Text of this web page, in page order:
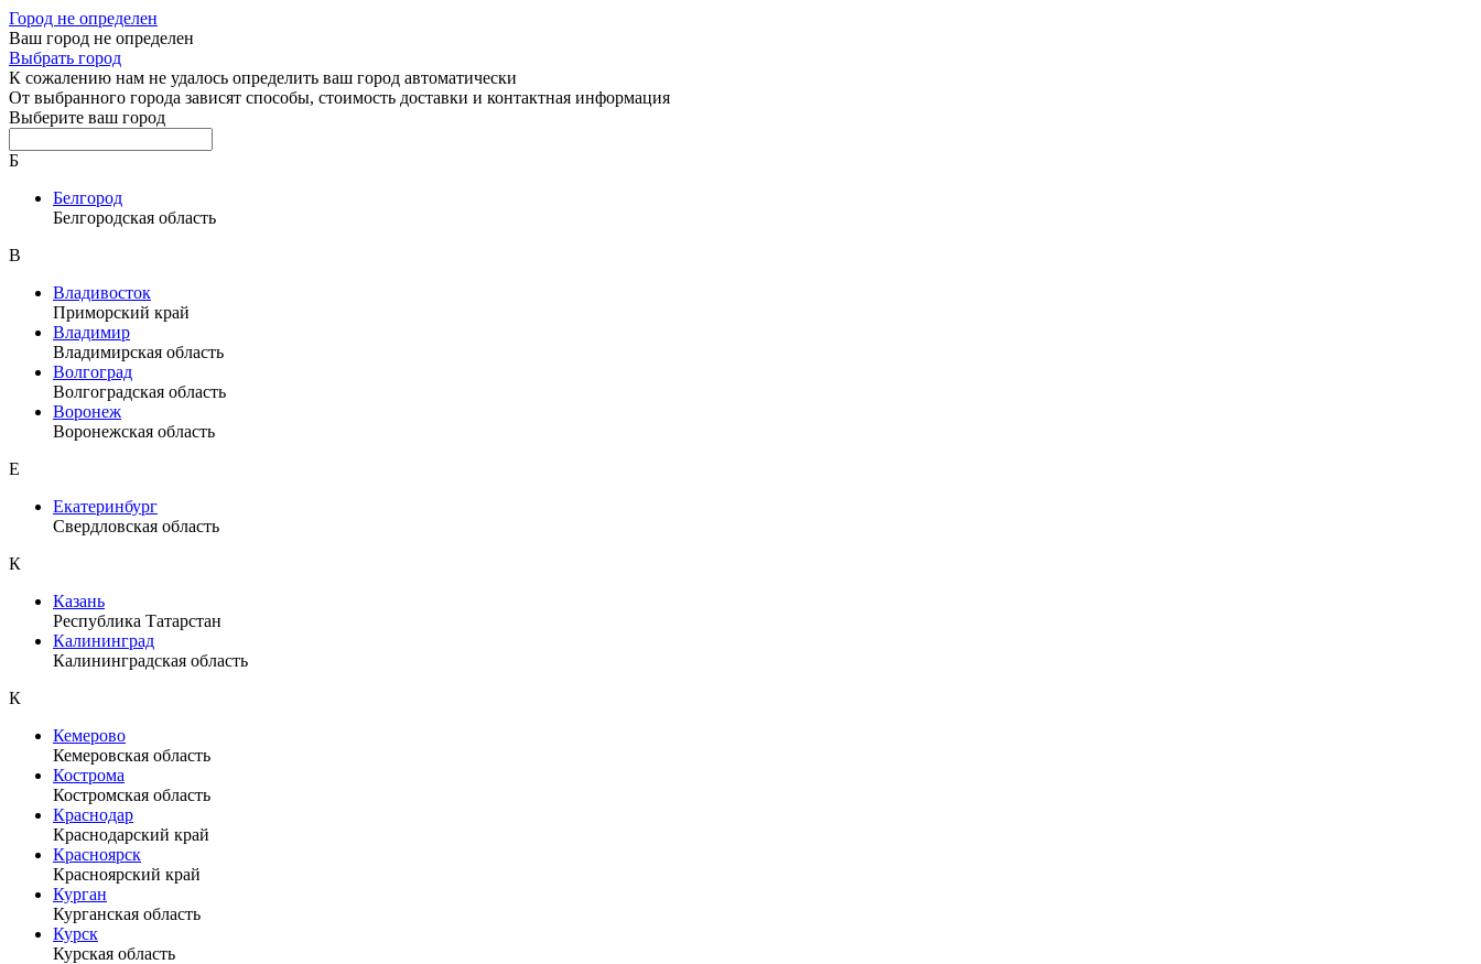
Город не определен
Ваш город не определен
Выбрать город
К сожалению нам не удалось определить ваш город автоматически
От выбранного города зависят способы, стоимость доставки и контактная информация
Выберите ваш город
Б
Белгород
Белгородская область
В
Владивосток
Приморский край
Владимир
Владимирская область
Волгоград
Волгоградская область
Воронеж
Воронежская область
Е
Екатеринбург
Свердловская область
К
Казань
Республика Татарстан
Калининград
Калининградская область
К
Кемерово
Кемеровская область
Кострома
Костромская область
Краснодар
Краснодарский край
Красноярск
Красноярский край
Курган
Курганская область
Курск
Курская область